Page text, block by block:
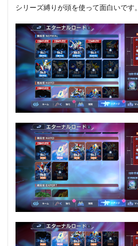
シリーズ縛りが頭を使って面白いです。